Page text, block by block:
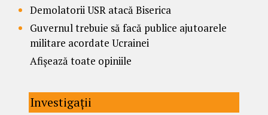
Demolatorii USR atacă Biserica
Guvernul trebuie să facă publice ajutoarele
militare acordate Ucrainei
Afișează toate opiniile
Investigații